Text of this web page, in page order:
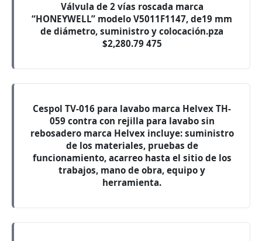
Válvula de 2 vías roscada marca
“HONEYWELL” modelo V5011F1147, de19 mm
de diámetro, suministro y colocación.pza
$2,280.79 475
Cespol TV-016 para lavabo marca Helvex TH-
059 contra con rejilla para lavabo sin
rebosadero marca Helvex incluye: suministro
de los materiales, pruebas de
funcionamiento, acarreo hasta el sitio de los
trabajos, mano de obra, equipo y
herramienta.